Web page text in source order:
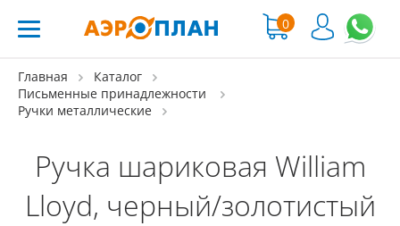
0
Главная
Каталог
Письменные принадлежности
Ручки металлические
Ручка шариковая William
Lloyd, черный/золотистый